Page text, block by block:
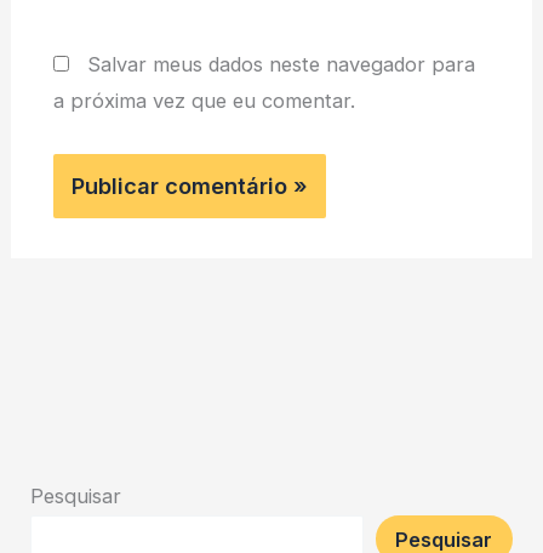
Salvar meus dados neste navegador para
a próxima vez que eu comentar.
Pesquisar
Pesquisar